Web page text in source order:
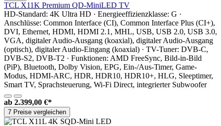
TCL X11K Premium QD-MiniLED TV
HD-Standard: 4K Ultra HD · Energieeffizienzklasse: G ·
Anschlüsse: Common Interface (CI), Common Interface Plus (CI+),
DVI, Ethernet, HDMI, HDMI 2.1, MHL, USB, USB 2.0, USB 3.0,
VGA, digitaler Audio-Ausgang (koaxial), digitaler Audio-Ausgang
(optisch), digitaler Audio-Eingang (koaxial) · TV-Tuner: DVB-C,
DVB-S2, DVB-T2 · Funktionen: AMD FreeSync, Bild-in-Bild
(PiP), Bluetooth, Dolby Vision, EPG, Ein-/Aus-Timer, Game-
Modus, HDMI-ARC, HDR, HDR10, HDR10+, HLG, Sleeptimer,
Smart TV, Sprachsteuerung, Wi-Fi Direct, integrierter Subwoofer
ab 2.399,00 €*
7 Preise vergleichen